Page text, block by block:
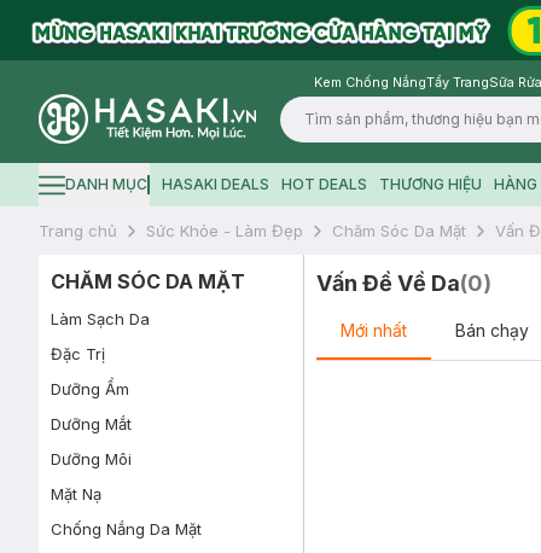
Kem Chống NắngTẩy TrangSữa
Logo
Hamburger icon
DANH MỤC HASAKI DEALS HOT DEALS THƯƠNG HIỆU HÀNG
Trang chủ Sức Khỏe - Làm Đẹp Chăm Sóc Da Mặt Vấn
CHĂM SÓC DA MẶT
Làm Sạch Da
Đặc Trị
Dưỡng Ẩm
Dưỡng Mắt
Dưỡng Môi
Mặt Nạ
Chống Nắng Da Mặt
Vấn Đề Về Da(0)
Mới nhất Bán chạy